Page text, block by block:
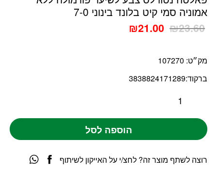
אמוניה סמי קיט בלונד בינוני 7-0
₪23.60
₪21.00
מק״ט: 107270
ברקוד:3838824171289
הוספה לסל
רוצה לשתף מוצר זה? לחצ/י על האייקון לשיתוף